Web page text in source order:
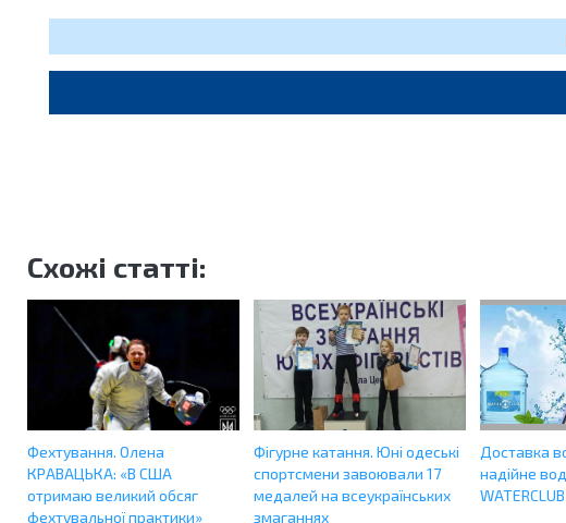
Схожі статті:
Фехтування. Олена
КРАВАЦЬКА: «В США
отримаю великий обсяг
фехтувальної практики»
Фігурне катання. Юні одеські
спортсмени завоювали 17
медалей на всеукраїнських
змаганнях
Доставка
надійне
WATERCLUB